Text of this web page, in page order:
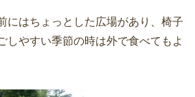
にはちょっとした広場があり、椅子
しやすい季節の時は外で食べてもよ